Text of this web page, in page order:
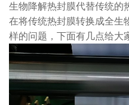
生物降解热封膜代替传统的
在将传统热封膜转换成全生
样的问题，下面有几点给大